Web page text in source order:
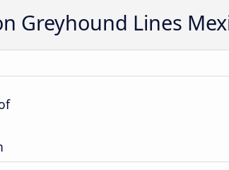
Greyhound Lines